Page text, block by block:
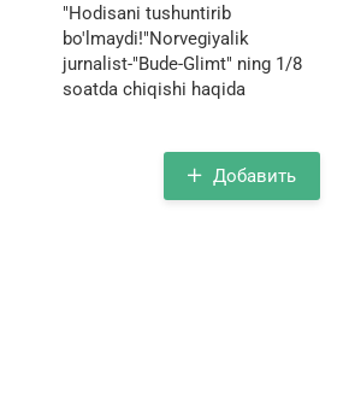
"Hodisani tushuntirib
bo'lmaydi!"Norvegiyalik
jurnalist-"Bude-Glimt" ning 1/8
soatda chiqishi haqida
Добавить